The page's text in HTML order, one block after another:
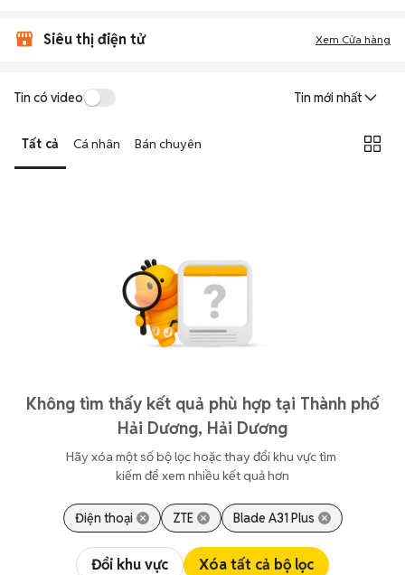
Siêu thị điện tử Xem Cửa hàng
Tin có video Tin mới nhất
Tất cả Cá nhân Bán chuyên
Không tìm thấy kết quả phù hợp tại Thành phố
Hải Dương, Hải Dương
Hãy xóa một số bộ lọc hoặc thay đổi khu vực tìm
kiếm để xem nhiều kết quả hơn
Điện thoại ZTE Blade A31 Plus
Đổi khu vực Xóa tất cả bộ lọc